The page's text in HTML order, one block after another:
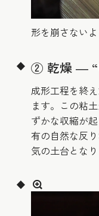
形を崩さない
② 乾燥 ― “
成形工程を終
ます。この粘
ずかな収縮が
有の自然な反
気の土台となり